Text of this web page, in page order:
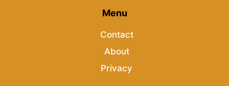
Menu
Contact
About
Privacy